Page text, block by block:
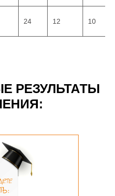
24 12 10
РЕЗУЛЬТАТЫ